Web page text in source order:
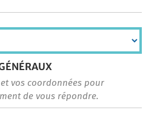
vos coordonnées pour
de vous répondre.